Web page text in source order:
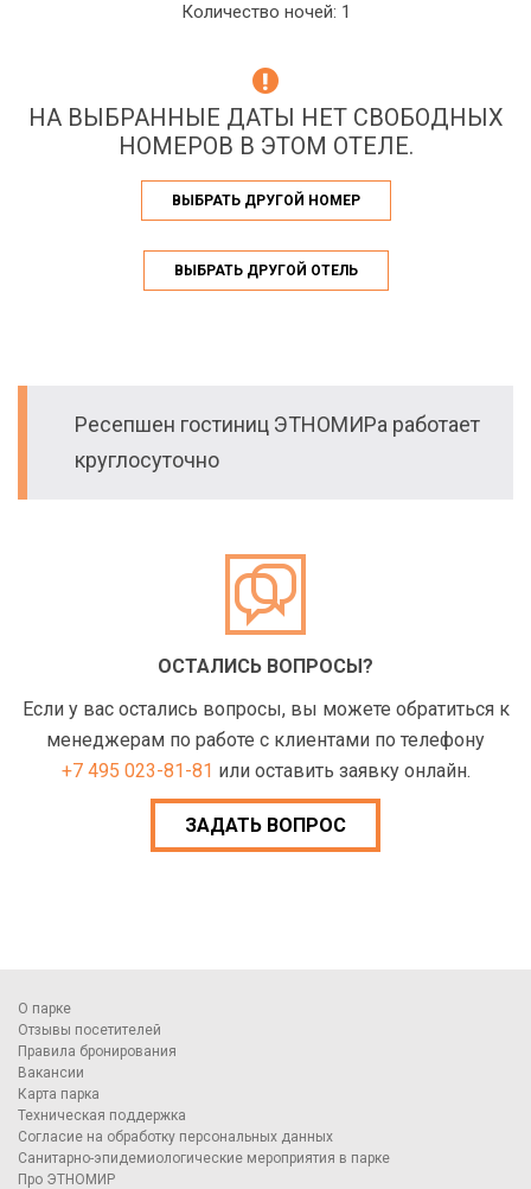
Количество ночей: 1
НА ВЫБРАННЫЕ ДАТЫ НЕТ СВОБОДНЫХ
НОМЕРОВ В ЭТОМ ОТЕЛЕ.
ВЫБРАТЬ ДРУГОЙ НОМЕР
ВЫБРАТЬ ДРУГОЙ ОТЕЛЬ
Ресепшен гостиниц ЭТНОМИРа работает
круглосуточно
ОСТАЛИСЬ ВОПРОСЫ?
Если у вас остались вопросы, вы можете обратиться к
менеджерам по работе с клиентами по телефону
+7 495 023-81-81 или оставить заявку онлайн.
ЗАДАТЬ ВОПРОС
О парке
Отзывы посетителей
Правила бронирования
Вакансии
Карта парка
Техническая поддержка
Согласие на обработку персональных данных
Санитарно-эпидемиологические мероприятия в парке
Про ЭТНОМИР